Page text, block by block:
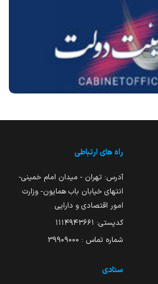
راه های ارتباطی
آدرس: تهران - میدان امام خمینی-
انتهای خیابان باب همایون- وزارت
امور اقتصادی و دارایی
کدپستی: ۱۱۱۴۹۴۳۶۶۱
شماره تماس : 39909000
ستادی